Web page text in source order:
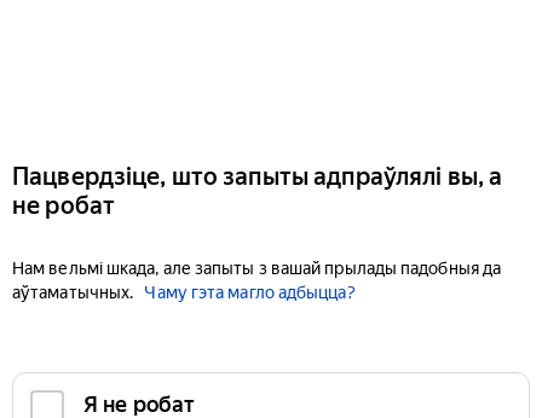
Пацвердзіце, што запыты адпраўлялі вы, а
не робат
Нам вельмі шкада, але запыты з вашай прылады падобныя да
аўтаматычных.
Чаму гэта магло адбыцца?
Я не робат